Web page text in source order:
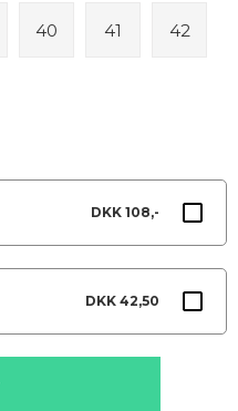
40 41 42
DKK 108,-
DKK 42,50